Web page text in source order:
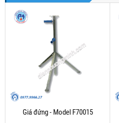
Giá đứng - Model F70015